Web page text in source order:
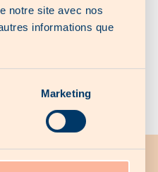
notre site avec nos
informations que
Marketing